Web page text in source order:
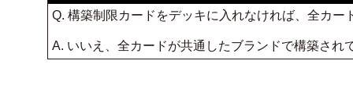
Q. 構築制限カードをデッキに入れなければ、全カ
A. いいえ、全カードが共通したブランドで構築され